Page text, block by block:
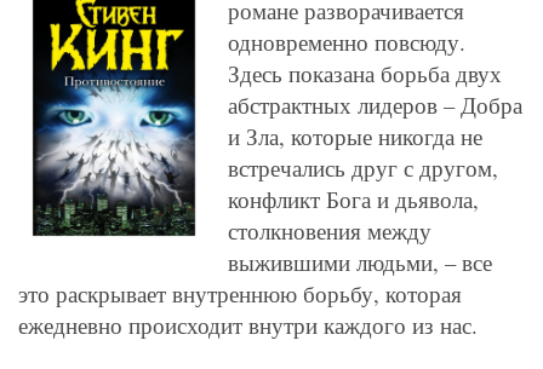
романе разворачивается
одновременно повсюду.
Здесь показана борьба двух
абстрактных лидеров – Добра
и Зла, которые никогда не
встречались друг с другом,
конфликт Бога и дьявола,
столкновения между
выжившими людьми, – все
это раскрывает внутреннюю борьбу, которая
ежедневно происходит внутри каждого из нас.